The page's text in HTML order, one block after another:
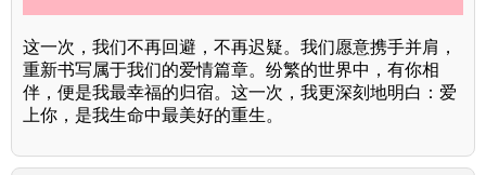
这一次，我们不再回避，不再迟疑。我们愿意携手并肩，
重新书写属于我们的爱情篇章。纷繁的世界中，有你相
伴，便是我最幸福的归宿。这一次，我更深刻地明白：爱
上你，是我生命中最美好的重生。